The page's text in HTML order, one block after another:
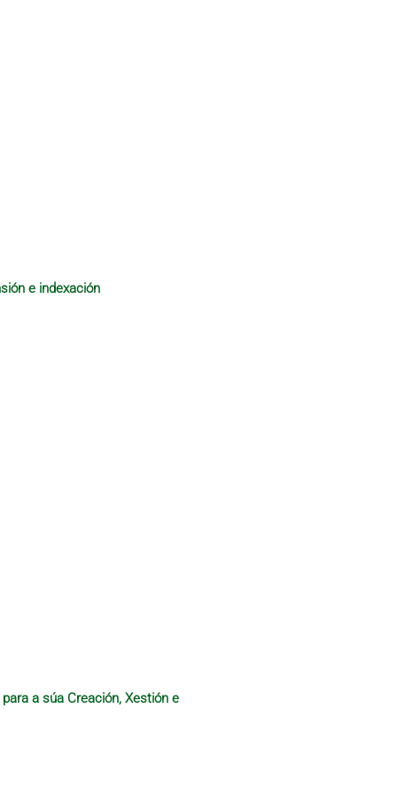
e indexación
a súa Creación, Xestión e